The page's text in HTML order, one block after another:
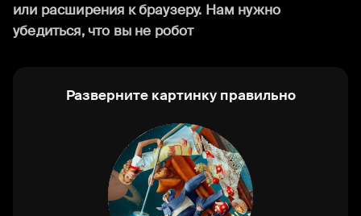
или расширения к браузеру. Нам нужно
убедиться, что вы не робот
Разверните картинку правильно